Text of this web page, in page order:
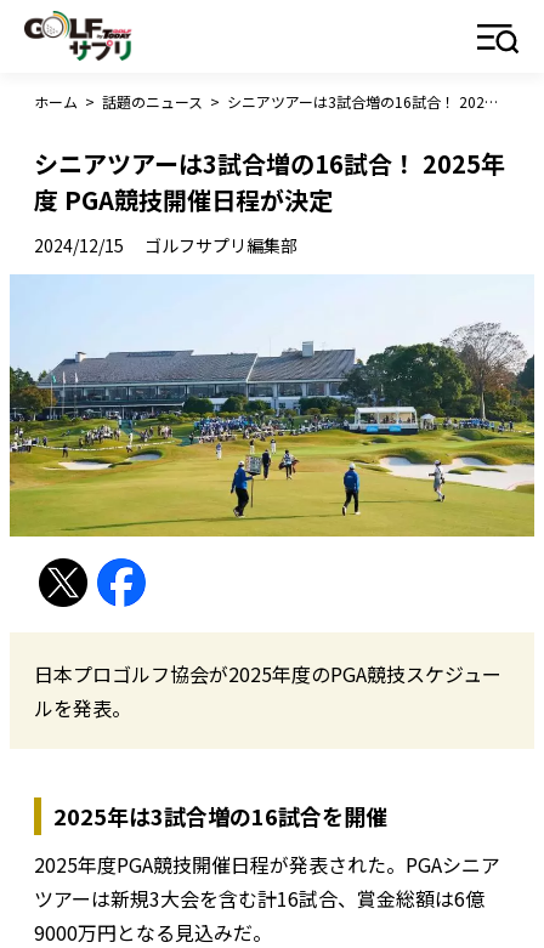
ホーム > 話題のニュース > シニアツアーは3試合増の16試合！ 2025年度 PGA競技開催日程が決定
シニアツアーは3試合増の16試合！ 2025年
度 PGA競技開催日程が決定
2024/12/15 ゴルフサプリ編集部
日本プロゴルフ協会が2025年度のPGA競技スケジュー
ルを発表。
2025年は3試合増の16試合を開催
2025年度PGA競技開催日程が発表された。PGAシニア
ツアーは新規3大会を含む計16試合、賞金総額は6億
9000万円となる見込みだ。